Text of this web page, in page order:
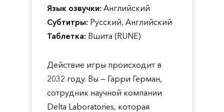
Язык озвучки: Английский
Субтитры: Русский, Английский
Таблетка: Вшита (RUNE)
Действие игры происходит в
2032 году. Вы — Гарри Герман,
сотрудник научной компании
Delta Laboratories, которая